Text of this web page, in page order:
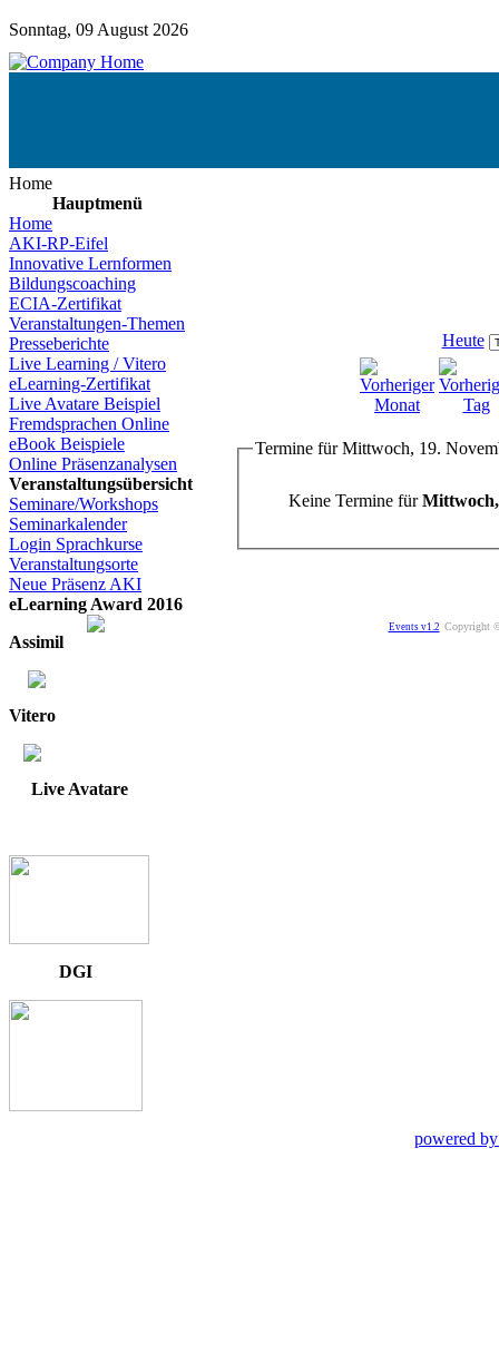
Sonntag, 09 August 2026
Home
Hauptmenü
Home
AKI-RP-Eifel
Innovative Lernformen
Bildungscoaching
ECIA-Zertifikat
Veranstaltungen-Themen
Presseberichte
Live Learning / Vitero
eLearning-Zertifikat
Live Avatare Beispiel
Fremdsprachen Online
eBook Beispiele
Online Präsenzanalysen
Veranstaltungsübersicht
Seminare/Workshops
Seminarkalender
Login Sprachkurse
Veranstaltungsorte
Neue Präsenz AKI
eLearning Award 2016
Assimil
Vitero
Live Avatare
DGI
Heute
Termine für Mittwoch, 19.
Keine Termine fürMittwoch,
Events v1.2 Copyright
powered